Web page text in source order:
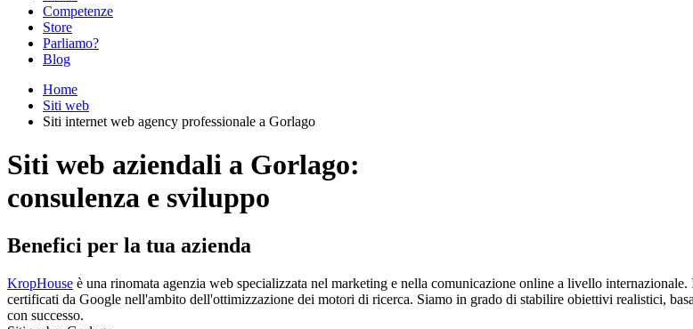
Competenze
Store
Parliamo?
Blog
Home
Siti web
Siti internet web agency professionale a Gorlago
Siti web aziendali a Gorlago:
consulenza e sviluppo
Benefici per la tua azienda
KropHouse è una rinomata agenzia web specializzata nel marketing e nella comunicazione online a livello
certificati da Google nell'ambito dell'ottimizzazione dei motori di ricerca. Siamo in grado di stabilire obiettivi realistici,
con successo.